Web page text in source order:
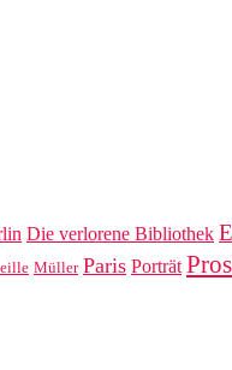
Die verlorene Bibliothek
Müller Paris Porträt